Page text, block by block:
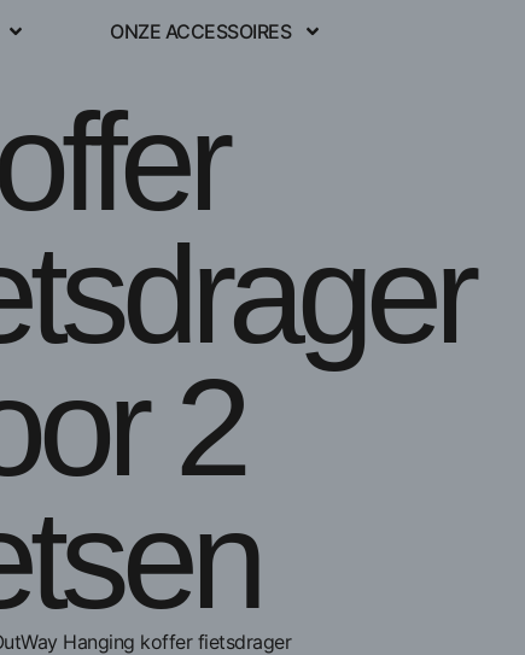
ONZE ACCESSOIRES
2
Hanging koffer fietsdrager